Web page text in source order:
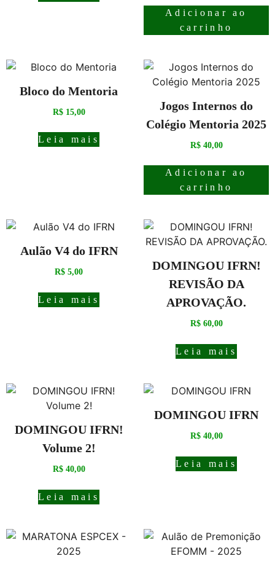
Adicionar ao
carrinho
Bloco do Mentoria
R$15,00
Leia mais
Jogos Internos do
Colégio Mentoria 2025
R$40,00
Adicionar ao
carrinho
Aulão V4 do IFRN
R$ 5,00
Leia mais
DOMINGOU IFRN!
REVISÃO DA
APROVAÇÃO.
R$60,00
Leia mais
DOMINGOU IFRN!
Volume 2!
R$40,00
Leia mais
DOMINGOU IFRN
R$40,00
Leia mais